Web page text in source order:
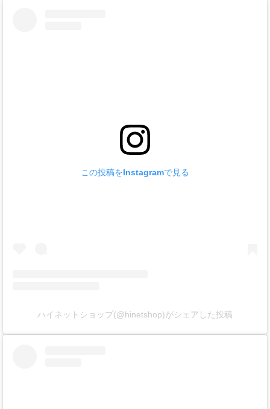
この投稿をInstagramで見る
ハイネットショップ(@hinetshop)がシェアした投稿